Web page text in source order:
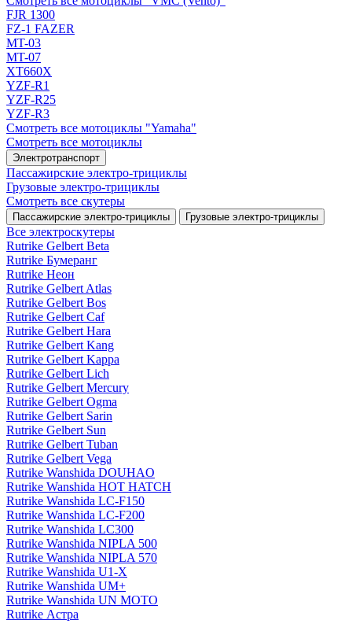
FJR 1300
FZ-1 FAZER
MT-03
MT-07
XT660X
YZF-R1
YZF-R25
YZF-R3
Смотреть все мотоциклы "Yamaha"
Смотреть все мотоциклы
Электротранспорт
Пассажирские электро‑трициклы
Грузовые электро‑трициклы
Смотреть все скутеры
Пассажирские электро‑трициклы Грузовые электро‑трициклы
Все электро­скутеры
Rutrike Gelbert Beta
Rutrike Бумеранг
Rutrike Неон
Rutrike Gelbert Atlas
Rutrike Gelbert Bos
Rutrike Gelbert Caf
Rutrike Gelbert Hara
Rutrike Gelbert Kang
Rutrike Gelbert Kappa
Rutrike Gelbert Lich
Rutrike Gelbert Mercury
Rutrike Gelbert Ogma
Rutrike Gelbert Sarin
Rutrike Gelbert Sun
Rutrike Gelbert Tuban
Rutrike Gelbert Vega
Rutrike Wanshida DOUHAO
Rutrike Wanshida HOT HATCH
Rutrike Wanshida LC-F150
Rutrike Wanshida LC-F200
Rutrike Wanshida LC300
Rutrike Wanshida NIPLA 500
Rutrike Wanshida NIPLA 570
Rutrike Wanshida U1-X
Rutrike Wanshida UM+
Rutrike Wanshida UN MOTO
Rutrike Астра